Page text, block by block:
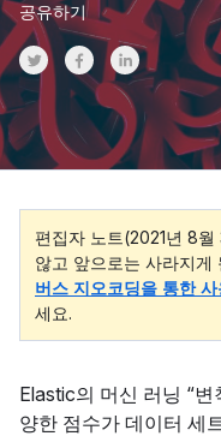
공유하기
Share on Twitter
Share onShare on
편집자 노트(2021년 8
않고 앞으로는 사라지게
버스 지오코딩을 통한
세요.
Elastic의 머신 러닝 “
양한 점수가 데이터 세